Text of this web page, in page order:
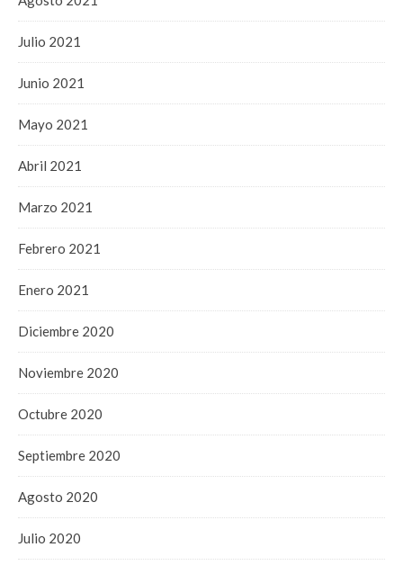
Julio 2021
Junio 2021
Mayo 2021
Abril 2021
Marzo 2021
Febrero 2021
Enero 2021
Diciembre 2020
Noviembre 2020
Octubre 2020
Septiembre 2020
Agosto 2020
Julio 2020